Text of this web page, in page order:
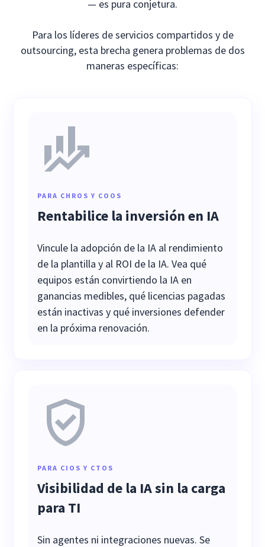
— es pura conjetura.
Para los líderes de servicios compartidos y de
outsourcing, esta brecha genera problemas de dos
maneras específicas:
PARA CHROS Y COOS
Rentabilice la inversión en IA
Vincule la adopción de la IA al rendimiento
de la plantilla y al ROI de la IA. Vea qué
equipos están convirtiendo la IA en
ganancias medibles, qué licencias pagadas
están inactivas y qué inversiones defender
en la próxima renovación.
PARA CIOS Y CTOS
Visibilidad de la IA sin la carga
para TI
Sin agentes ni integraciones nuevas. Se